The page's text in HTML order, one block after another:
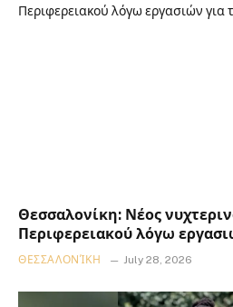
Θεσσαλονίκη: Νέος
Περιφερειακού λόγω
ΘΕΣΣΑΛΟΝΊΚΗ July 28, 2026